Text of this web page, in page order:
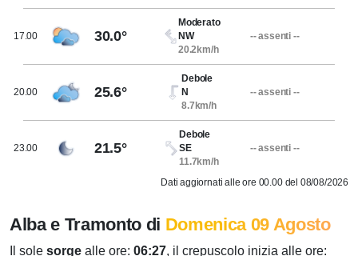
17.00 30.0°
Moderato
NW
20.2km/h
-- assenti --
20.00 25.6°
Debole
N
8.7km/h
-- assenti --
23.00 21.5°
Debole
SE
11.7km/h
-- assenti --
Dati aggiornati alle ore 00.00 del 08/08/2026
Alba e Tramonto di Domenica 09 Agosto
Il sole sorge alle ore: 06:27, il crepuscolo inizia alle ore: